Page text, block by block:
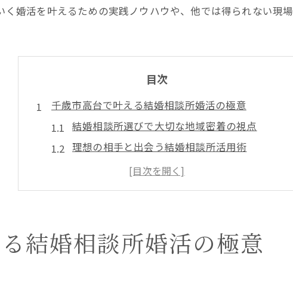
婚活を叶えるための実践ノウハウや、他では得られない現
目次
千歳市高台で叶える結婚相談所婚活の極意
結婚相談所選びで大切な地域密着の視点
理想の相手と出会う結婚相談所活用術
結婚相談所で重視すべき相性や成婚のコツ
千歳街コンと結婚相談所の違いと活用法
婚活アプリを使いこなす成功のポイントとは
結婚相談所経験者が選ぶ婚活アプリの特徴
結婚相談所婚活の極意